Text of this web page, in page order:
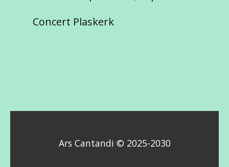
Concert Plaskerk
Ars Cantandi © 2025-2030